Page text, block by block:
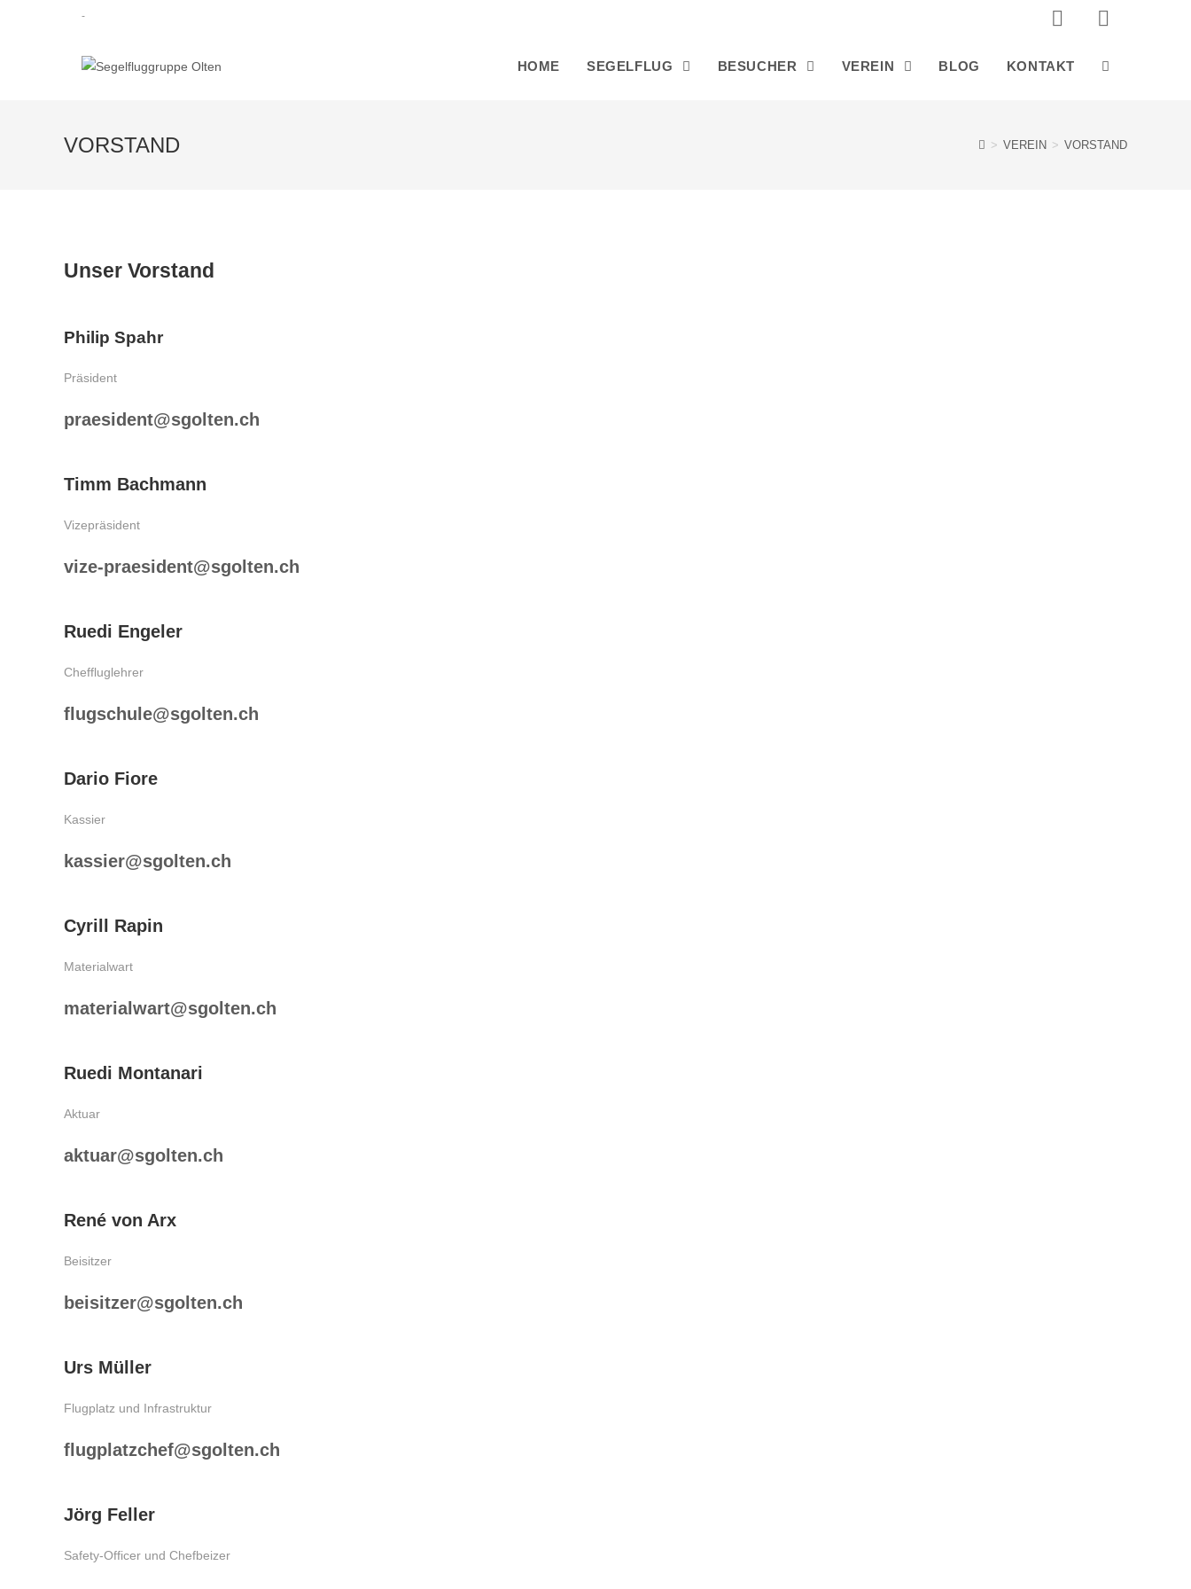
-
HOME SEGELFLUG BESUCHER VEREIN BLOG KONTAKT
VORSTAND > VEREIN > VORSTAND
Unser Vorstand
Philip Spahr
Präsident
praesident@sgolten.ch
Timm Bachmann
Vizepräsident
vize-praesident@sgolten.ch
Ruedi Engeler
Cheffluglehrer
flugschule@sgolten.ch
Dario Fiore
Kassier
kassier@sgolten.ch
Cyrill Rapin
Materialwart
materialwart@sgolten.ch
Ruedi Montanari
Aktuar
aktuar@sgolten.ch
René von Arx
Beisitzer
beisitzer@sgolten.ch
Urs Müller
Flugplatz und Infrastruktur
flugplatzchef@sgolten.ch
Jörg Feller
Safety-Officer und Chefbeizer